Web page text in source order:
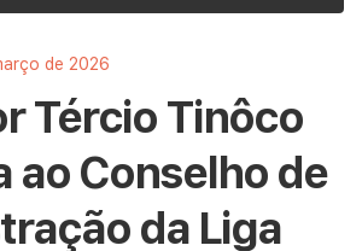
de 2026
Tércio Tinôco
ao Conselho de
da Liga